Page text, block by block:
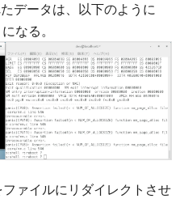
データは、以下のように
なる。
ァイルにリダイレクトさせ